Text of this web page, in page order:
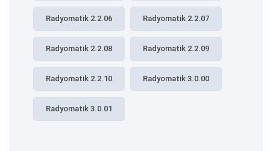
Radyomatik 2.2.06 Radyomatik 2.2.07
Radyomatik 2.2.08 Radyomatik 2.2.09
Radyomatik 2.2.10 Radyomatik 3.0.00
Radyomatik 3.0.01